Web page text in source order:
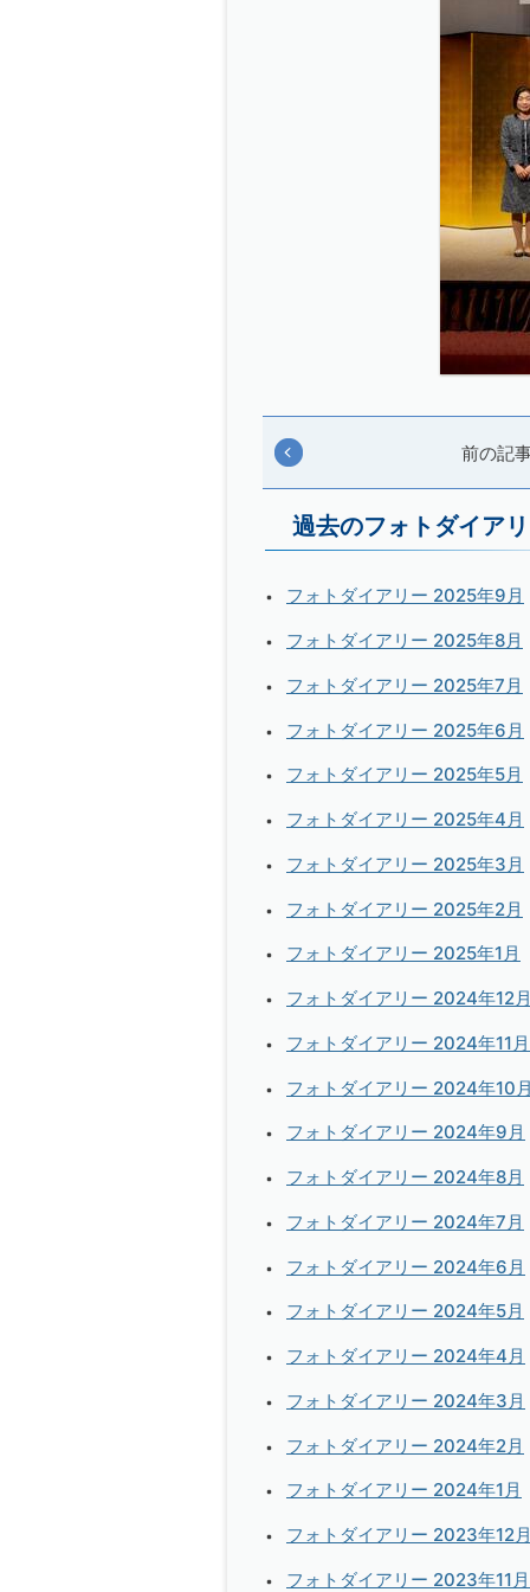
前の記
過去のフォトダイア
フォトダイアリー 2025年9月
フォトダイアリー 2025年8月
フォトダイアリー 2025年7月
フォトダイアリー 2025年6月
フォトダイアリー 2025年5月
フォトダイアリー 2025年4月
フォトダイアリー 2025年3月
フォトダイアリー 2025年2月
フォトダイアリー 2025年1月
フォトダイアリー 2024年12
フォトダイアリー 2024年11月
フォトダイアリー 2024年10
フォトダイアリー 2024年9月
フォトダイアリー 2024年8月
フォトダイアリー 2024年7月
フォトダイアリー 2024年6月
フォトダイアリー 2024年5月
フォトダイアリー 2024年4月
フォトダイアリー 2024年3月
フォトダイアリー 2024年2月
フォトダイアリー 2024年1月
フォトダイアリー 2023年12
フォトダイアリー 2023年11月